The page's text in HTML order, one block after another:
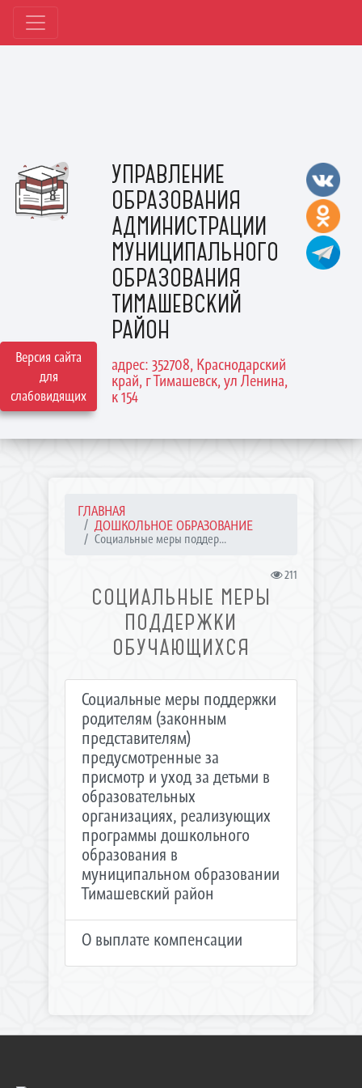
Версия сайта
для
слабовидящих
УПРАВЛЕНИЕ
ОБРАЗОВАНИЯ
АДМИНИСТРАЦИИ
МУНИЦИПАЛЬНОГО
ОБРАЗОВАНИЯ
ТИМАШЕВСКИЙ
РАЙОН
адрес: 352708, Краснодарский
край, г Тимашевск, ул Ленина,
к 154
ГЛАВНАЯ
ДОШКОЛЬНОЕ ОБРАЗОВАНИЕ
Социальные меры поддер...
211
СОЦИАЛЬНЫЕ МЕРЫ
ПОДДЕРЖКИ
ОБУЧАЮЩИХСЯ
Социальные меры поддержки
родителям (законным
представителям)
предусмотренные за
присмотр и уход за детьми в
образовательных
организациях, реализующих
программы дошкольного
образования в
муниципальном образовании
Тимашевский район
О выплате компенсации